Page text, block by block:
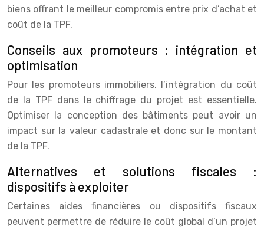
biens offrant le meilleur compromis entre prix d’achat et
coût de la TPF.
Conseils aux promoteurs : intégration et
optimisation
Pour les promoteurs immobiliers, l’intégration du coût
de la TPF dans le chiffrage du projet est essentielle.
Optimiser la conception des bâtiments peut avoir un
impact sur la valeur cadastrale et donc sur le montant
de la TPF.
Alternatives et solutions fiscales :
dispositifs à exploiter
Certaines aides financières ou dispositifs fiscaux
peuvent permettre de réduire le coût global d’un projet